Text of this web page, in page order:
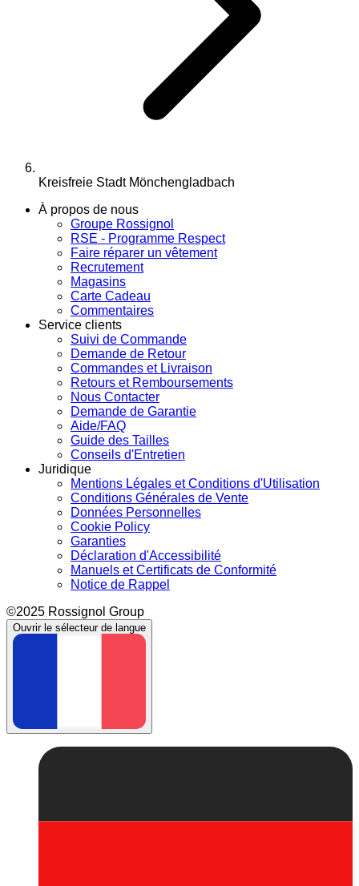
Kreisfreie Stadt Mönchengladbach
À propos de nous
Groupe Rossignol
RSE - Programme Respect
Faire réparer un vêtement
Recrutement
Magasins
Carte Cadeau
Commentaires
Service clients
Suivi de Commande
Demande de Retour
Commandes et Livraison
Retours et Remboursements
Nous Contacter
Demande de Garantie
Aide/FAQ
Guide des Tailles
Conseils d'Entretien
Juridique
Mentions Légales et Conditions d'Utilisation
Conditions Générales de Vente
Données Personnelles
Cookie Policy
Garanties
Déclaration d'Accessibilité
Manuels et Certificats de Conformité
Notice de Rappel
©2025 Rossignol Group
Ouvrir le sélecteur de langue